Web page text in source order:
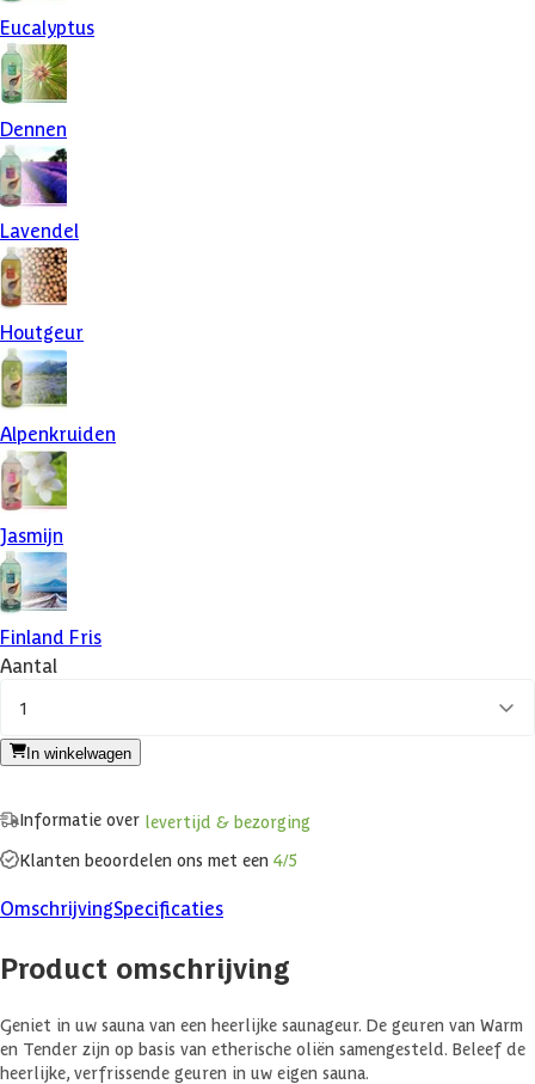
Eucalyptus
Dennen
Lavendel
Houtgeur
Alpenkruiden
Jasmijn
Finland Fris
Aantal
1
In winkelwagen
Informatie over levertijd & bezorging
Klanten beoordelen ons met een 4/5
OmschrijvingSpecificaties
Product omschrijving
Geniet in uw sauna van een heerlijke saunageur. De geuren van Warm
en Tender zijn op basis van etherische oliën samengesteld. Beleef de
heerlijke, verfrissende geuren in uw eigen sauna.